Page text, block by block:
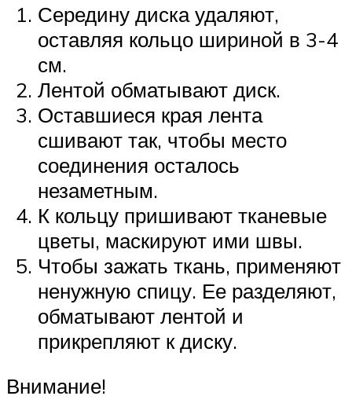
Середину диска удаляют,
оставляя кольцо шириной в 3-4
см.
Лентой обматывают диск.
Оставшиеся края лента
сшивают так, чтобы место
соединения осталось
незаметным.
К кольцу пришивают тканевые
цветы, маскируют ими швы.
Чтобы зажать ткань, применяют
ненужную спицу. Ее разделяют,
обматывают лентой и
прикрепляют к диску.
Внимание!